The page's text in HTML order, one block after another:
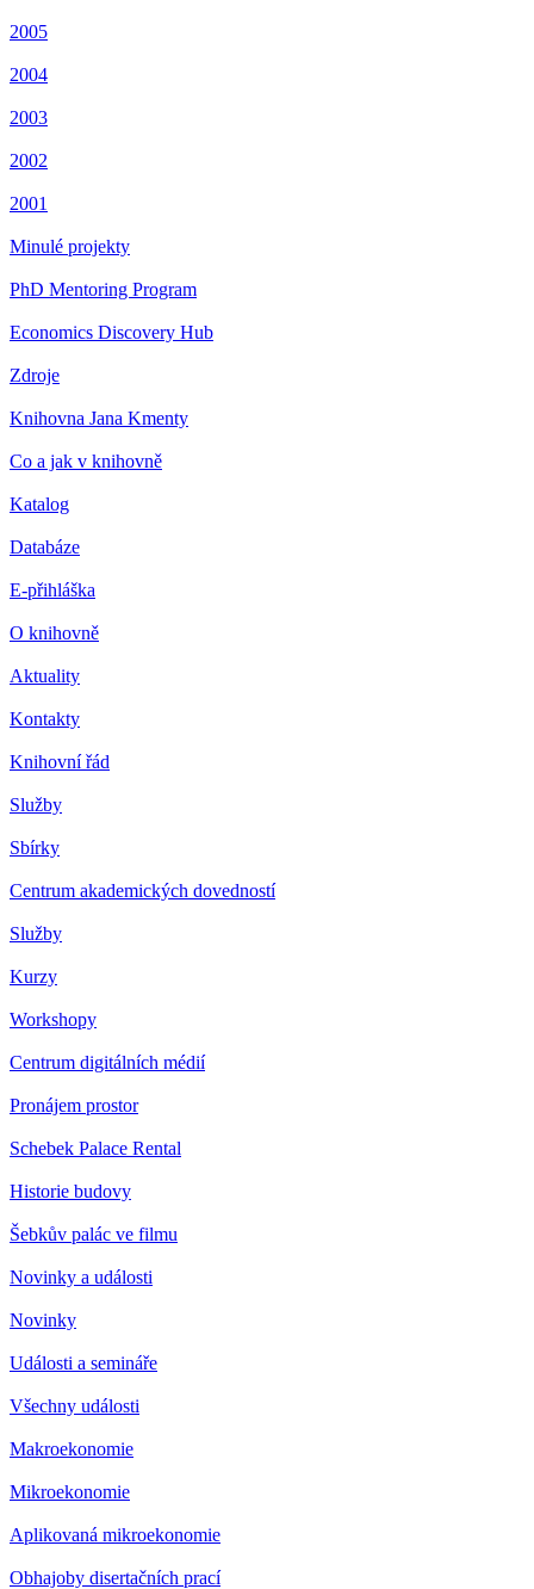
2005
2004
2003
2002
2001
Minulé projekty
PhD Mentoring Program
Economics Discovery Hub
Zdroje
Knihovna Jana Kmenty
Co a jak v knihovně
Katalog
Databáze
E-přihláška
O knihovně
Aktuality
Kontakty
Knihovní řád
Služby
Sbírky
Centrum akademických dovedností
Služby
Kurzy
Workshopy
Centrum digitálních médií
Pronájem prostor
Schebek Palace Rental
Historie budovy
Šebkův palác ve filmu
Novinky a události
Novinky
Události a semináře
Všechny události
Makroekonomie
Mikroekonomie
Aplikovaná mikroekonomie
Obhajoby disertačních prací